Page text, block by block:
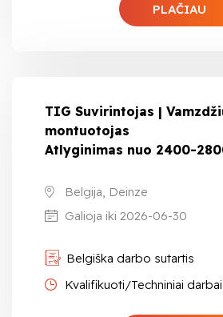
PLAČIAU
TIG Suvirintojas |
montuotojas
Atlyginimas nuo 2400-
Belgija, Deinze
Galioja iki 2026-06-30
Belgiška darbo sutartis
Kvalifikuoti/Techniniai darbai